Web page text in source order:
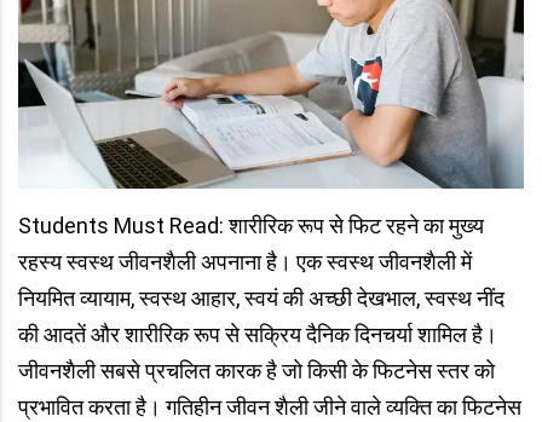
Students Must Read: शारीरिक रूप से फिट रहने का मुख्य
रहस्य स्वस्थ जीवनशैली अपनाना है। एक स्वस्थ जीवनशैली में
नियमित व्यायाम, स्वस्थ आहार, स्वयं की अच्छी देखभाल, स्वस्थ नींद
की आदतें और शारीरिक रूप से सक्रिय दैनिक दिनचर्या शामिल है।
जीवनशैली सबसे प्रचलित कारक है जो किसी के फिटनेस स्तर को
प्रभावित करता है। गतिहीन जीवन शैली जीने वाले व्यक्ति का फिटनेस